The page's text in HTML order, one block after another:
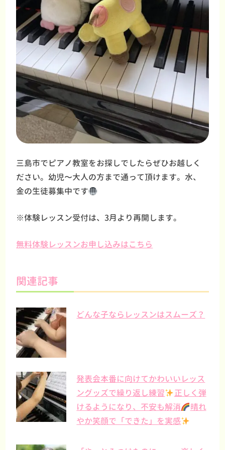
三島市でピアノ教室をお探しでしたらぜひお越しく
ださい。幼児〜大人の方まで通って頂けます。水、
金の生徒募集中です
※体験レッスン受付は、3月より再開します。
無料体験レッスンお申し込みはこちら
関連記事
どんな子ならレッスンはスムーズ？
発表会本番に向けてかわいいレッス
ングッズで繰り返し練習
正しく弾
けるようになり、不安も解消
晴れ
やか笑顔で「できた」を実感